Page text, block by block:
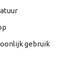
gebruik